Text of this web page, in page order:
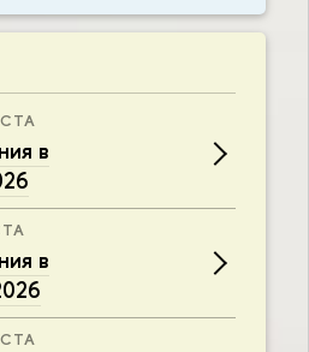
в
в